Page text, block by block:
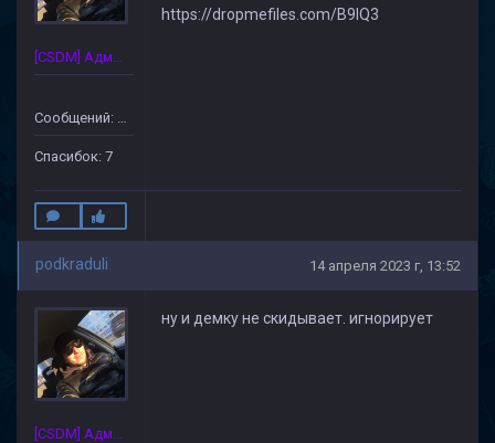
[CSDM] Администратор
Сообщений: 172
Спасибок: 7
https://dropmefiles.com/B9IQ3
podkraduli 14 апреля 2023 г, 13:52
[CSDM] Администратор
ну и демку не скидывает. игнорирует